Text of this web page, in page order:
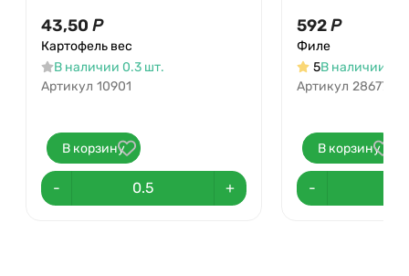
43,50 Р
Картофель вес
В наличии 0.3 шт.
Артикул 10901
В корзину
- +
592Р
Филе
5В наличии
Артикул 28677
В корзину
-